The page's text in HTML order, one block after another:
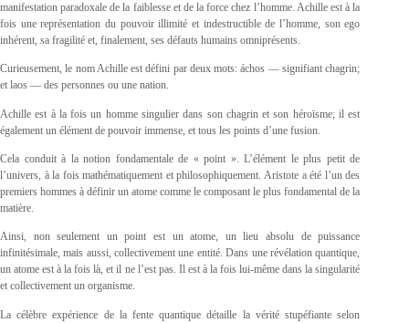
manifestation paradoxale de la faiblesse et de la force chez l’homme. Achille est à la
fois une représentation du pouvoir illimité et indestructible de l’homme, son ego
inhérent, sa fragilité et, finalement, ses défauts humains omniprésents.
Curieusement, le nom Achille est défini par deux mots: áchos — signifiant chagrin;
et laos — des personnes ou une nation.
Achille est à la fois un homme singulier dans son chagrin et son héroïsme; il est
également un élément de pouvoir immense, et tous les points d’une fusion.
Cela conduit à la notion fondamentale de « point ». L’élément le plus petit de
l’univers, à la fois mathématiquement et philosophiquement. Aristote a été l’un des
premiers hommes à définir un atome comme le composant le plus fondamental de la
matière.
Ainsi, non seulement un point est un atome, un lieu absolu de puissance
infinitésimale, mais aussi, collectivement une entité. Dans une révélation quantique,
un atome est à la fois là, et il ne l’est pas. Il est à la fois lui-même dans la singularité
et collectivement un organisme.
La célèbre expérience de la fente quantique détaille la vérité stupéfiante selon